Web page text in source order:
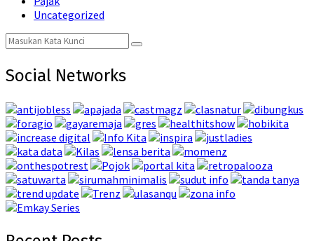
Uncategorized
Search
for:
Search
Social Networks